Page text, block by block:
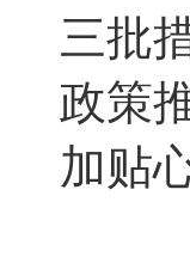
三批
政策
加贴